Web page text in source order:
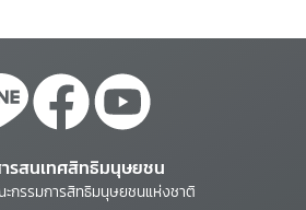
รสนเทศสิทธิมนุษยชน
กรรมการสิทธิมนุษยชนแห่งชาติ